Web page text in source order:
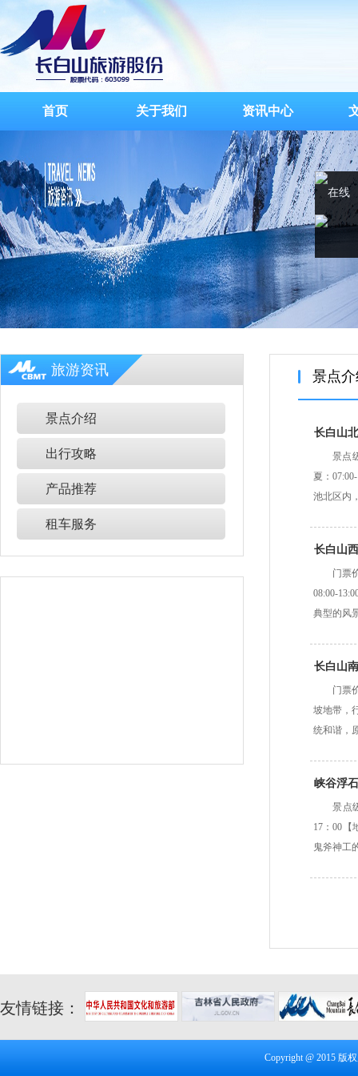
首页 关于我们 资讯中心
旅游资讯
景点介绍
出行攻略
产品推荐
租车服务
景点
长白山
景点
夏：
池北区内
长白山
门票
08:00-
典型的风
长白山
门票
坡地带，
统和谐，
峡谷浮
景点
17：00【
鬼斧神工
友情链接：
Copyright @ 2015 版
在线